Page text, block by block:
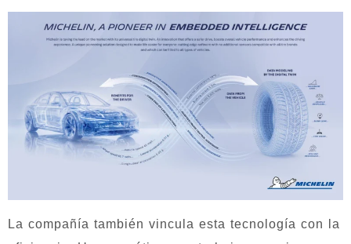
La compañía también vincula esta tecnología con la